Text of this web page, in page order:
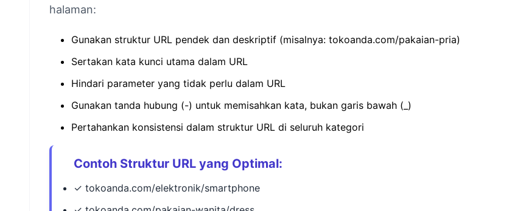
halaman:
Gunakan struktur URL pendek dan deskriptif (misalnya: tokoanda.com/pakaian-pria)
Sertakan kata kunci utama dalam URL
Hindari parameter yang tidak perlu dalam URL
Gunakan tanda hubung (-) untuk memisahkan kata, bukan garis bawah (_)
Pertahankan konsistensi dalam struktur URL di seluruh kategori
Contoh Struktur URL yang Optimal:
✓ tokoanda.com/elektronik/smartphone